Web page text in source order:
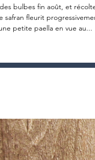
bulbes fin août, et
petite paella en vue au...